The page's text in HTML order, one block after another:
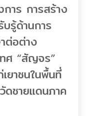
การ การสร้าง
บรู้ด้านการ
ต่อต่าง
ทศ “สัญจร”
เยาชนในพื้นที่
ดชายแดนภาค